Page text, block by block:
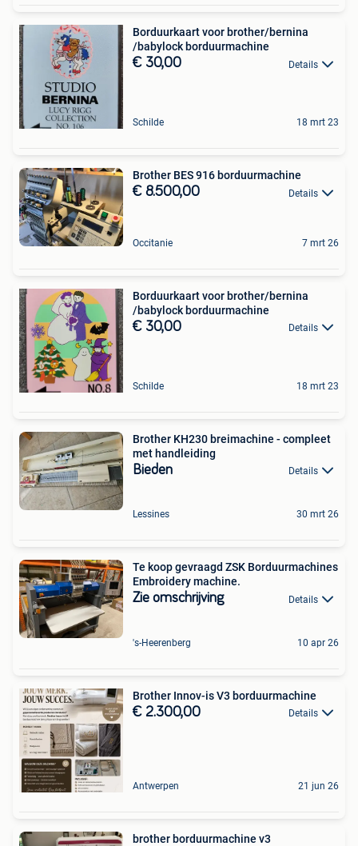
Borduurkaart voor brother/bernina
/babylock borduurmachine
€ 30,00 Details
Schilde 18 mrt 23
Brother BES 916 borduurmachine
€ 8.500,00 Details
Occitanie 7 mrt 26
Borduurkaart voor brother/bernina
/babylock borduurmachine
€ 30,00 Details
Schilde 18 mrt 23
Brother KH230 breimachine - compleet
met handleiding
Bieden Details
Lessines 30 mrt 26
Te koop gevraagd ZSK Borduurmachines
Embroidery machine.
Zie omschrijving Details
's-Heerenberg 10 apr 26
Brother Innov-is V3 borduurmachine
€ 2.300,00 Details
Antwerpen 21 jun 26
brother borduurmachine v3